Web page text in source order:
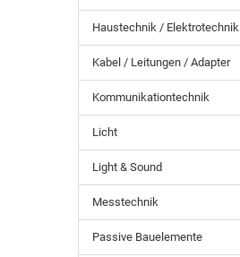
Haustechnik / Elektrotechnik
Kabel / Leitungen / Adapter
Kommunikationtechnik
Licht
Light & Sound
Messtechnik
Passive Bauelemente